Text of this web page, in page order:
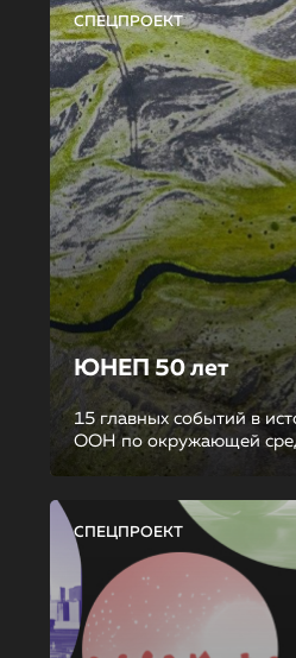
СПЕЦПРОЕКТ
ЮНЕП 50 лет
15 главных событий в
ООН по окружающей
СПЕЦПРОЕКТ